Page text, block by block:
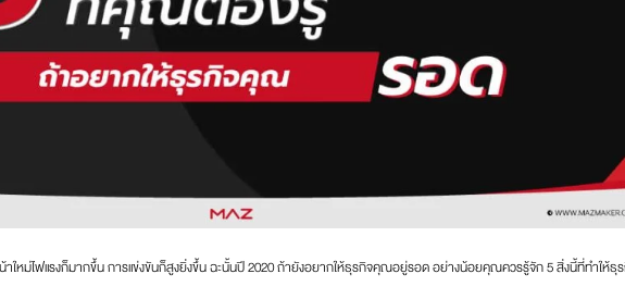
าใหม่ไฟแรงก็มากขึ้น การแข่งขันก็สูงยิ่งขึ้น ฉะนั้นปี 2020 ถ้ายังอยากให้ธุรกิจคุณอยู่รอด อย่างน้อยคุณควรรู้จัก 5 สิ่งนี้ที่ทำให้ธุ